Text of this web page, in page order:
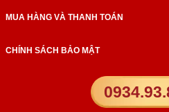
MUA HÀNG VÀ THANH TOÁN
CHÍNH SÁCH BẢO MẬT